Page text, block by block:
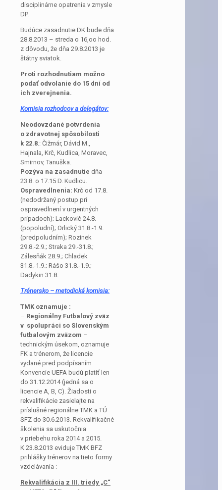
disciplinárne opatrenia v zmysle
DP.
Budúce zasadnutie DK bude dňa
28.8.2013 – streda o 16,oo hod.
z dôvodu, že dňa 29.8.2013 je
štátny sviatok.
Proti rozhodnutiam možno
podať odvolanie do 15 dní od
ich zverejnenia.
Komisia rozhodcov a delegátov:
Neodovzdané potvrdenia
o zdravotnej spôsobilosti
k 22.8.: Čižmár, Dávid M.,
Hajnala, Krč, Kudlica, Moravec,
Smirnov, Tanuška.
Pozýva na zasadnutie dňa
23.8. o 17.15 D. Kudlicu.
Ospravedlnenia: Krč od 17.8.
(nedodržaný postup pri
ospravedlnení v urgentných
prípadoch); Lackovič 24.8.
(popoludní); Orlický 31.8.-1.9.
(predpoludním); Rozinek
29.8.-2.9.; Straka 29.-31.8.;
Zálesňák 28.9.; Chladek
31.8.-1.9.; Rášo 31.8.-1.9.;
Dadykin 31.8.
Trénersko – metodická komisia:
TMK oznamuje :
– Regionálny Futbalový zväz
v spolupráci so Slovenským
futbalovým zväzom –
technickým úsekom, oznamuje
FK a trénerom, že licencie
vydané pred podpísaním
Konvencie UEFA budú platiť len
do 31.12.2014 (jedná sa o
licencie A, B, C). Žiadosti o
rekvalifikácie zasielajte na
príslušné regionálne TMK a TÚ
SFZ do 30.6.2013. Rekvalifikačné
školenia sa uskutočnia
v priebehu roka 2014 a 2015.
K 23.8.2013 eviduje TMK BFZ
prihlášky trénerov na tieto formy
vzdelávania :
Rekvalifikácia z III. triedy „C“